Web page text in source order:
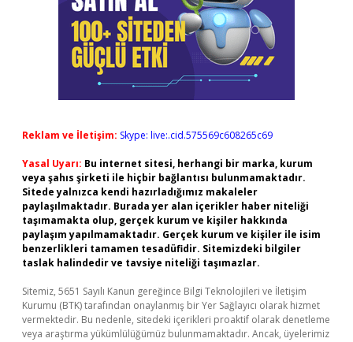
Reklam ve İletişim: Skype: live:.cid.575569c608265c69
Yasal Uyarı: Bu internet sitesi, herhangi bir marka, kurum
veya şahıs şirketi ile hiçbir bağlantısı bulunmamaktadır.
Sitede yalnızca kendi hazırladığımız makaleler
paylaşılmaktadır. Burada yer alan içerikler haber niteliği
taşımamakta olup, gerçek kurum ve kişiler hakkında
paylaşım yapılmamaktadır. Gerçek kurum ve kişiler ile isim
benzerlikleri tamamen tesadüfidir. Sitemizdeki bilgiler
taslak halindedir ve tavsiye niteliği taşımazlar.
Sitemiz, 5651 Sayılı Kanun gereğince Bilgi Teknolojileri ve İletişim
Kurumu (BTK) tarafından onaylanmış bir Yer Sağlayıcı olarak hizmet
vermektedir. Bu nedenle, sitedeki içerikleri proaktif olarak denetleme
veya araştırma yükümlülüğümüz bulunmamaktadır. Ancak, üyelerimiz